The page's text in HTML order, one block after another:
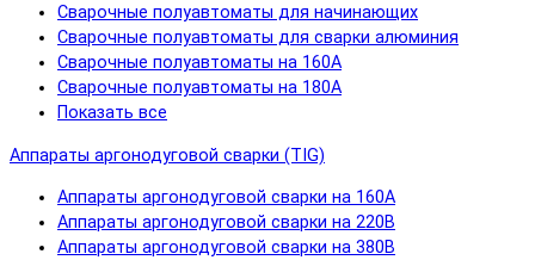
Сварочные полуавтоматы для начинающих
Сварочные полуавтоматы для сварки алюминия
Сварочные полуавтоматы на 160А
Сварочные полуавтоматы на 180А
Показать все
Аппараты аргонодуговой сварки (TIG)
Аппараты аргонодуговой сварки на 160А
Аппараты аргонодуговой сварки на 220В
Аппараты аргонодуговой сварки на 380В